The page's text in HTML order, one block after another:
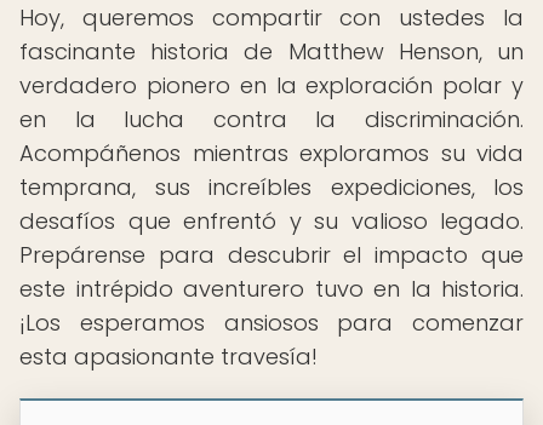
Hoy, queremos compartir con ustedes la
fascinante historia de Matthew Henson, un
verdadero pionero en la exploración polar y
en la lucha contra la discriminación.
Acompáñenos mientras exploramos su vida
temprana, sus increíbles expediciones, los
desafíos que enfrentó y su valioso legado.
Prepárense para descubrir el impacto que
este intrépido aventurero tuvo en la historia.
¡Los esperamos ansiosos para comenzar
esta apasionante travesía!